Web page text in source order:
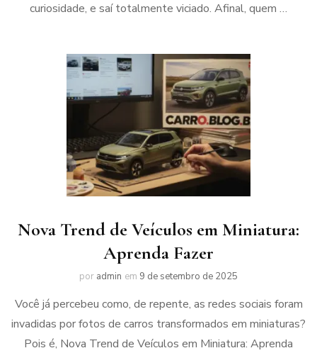
curiosidade, e saí totalmente viciado. Afinal, quem …
Nova Trend de Veículos em Miniatura:
Aprenda Fazer
por admin em 9 de setembro de 2025
Você já percebeu como, de repente, as redes sociais foram
invadidas por fotos de carros transformados em miniaturas?
Pois é, Nova Trend de Veículos em Miniatura: Aprenda